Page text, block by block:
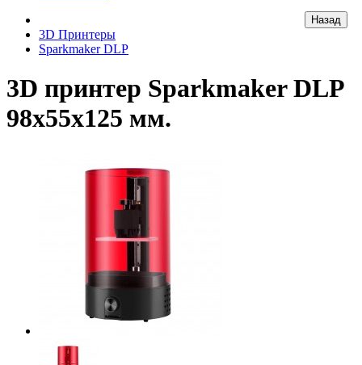
3D Принтеры
Sparkmaker DLP
3D принтер Sparkmaker DLP
98x55x125 мм.